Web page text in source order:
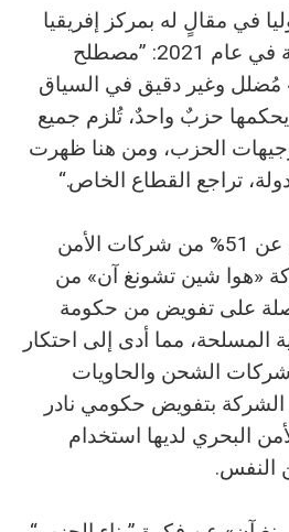
في مقالٍ له بمركز إفريقيا
للدراسات الاستراتيجية في عام 2021: ”مصطلح
مُضلل وغير دقيق في السياق
حزبٌ واحدٌ، تُلزم جميع
الحزب، ومن هنا ظهرت
تراجع القطاع الخاص.“
تمتلك الصين ما لا يقل عن 51% من شركات الأمن
«هوا شين تشونغ آن» من
على تفويض من حكومة
المسلحة، مما أدى إلى احتكار
الشحن والحاويات
الشركة بتفويض حكومي نادر
البحري لديها استخدام
النفس.